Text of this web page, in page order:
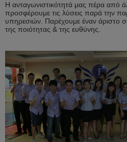
Η ανταγωνιστικότητά μας πέρα από
προσφέρουμε τις λύσεις παρά την
υπηρεσιών. Παρέχουμε έναν άριστο
της ποιότητας & της ευθύνης.